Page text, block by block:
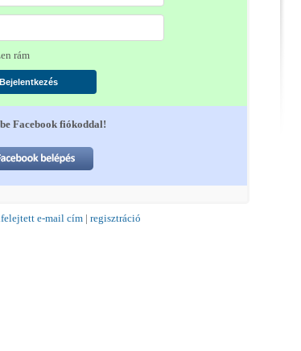
rám
Facebook fiókoddal!
e-mail cím | regisztráció